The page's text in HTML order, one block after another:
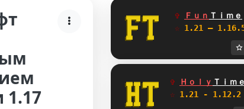
1.17
✞ Ｆｕｎ Ｔｉｍｅ
☆ 1.21 —
✞ Ｈｏｌｙ Ｔｉｍｅ
☆ 1.21 -